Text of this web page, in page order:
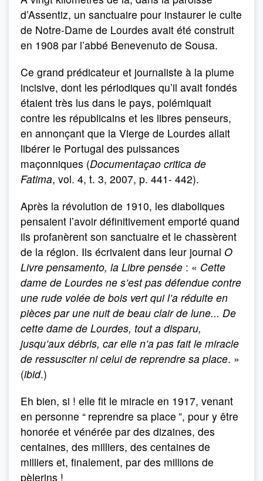
d’Assentiz, un sanctuaire pour instaurer le culte
de Notre-Dame de Lourdes avait été construit
en 1908 par l’abbé Benevenuto de Sousa.
Ce grand prédicateur et journaliste à la plume
incisive, dont les périodiques qu’il avait fondés
étaient très lus dans le pays, polémiquait
contre les républicains et les libres penseurs,
en annonçant que la Vierge de Lourdes allait
libérer le Portugal des puissances
maçonniques (Documentaçao critica de
Fatima, vol. 4, t. 3, 2007, p. 441- 442).
Après la révolution de 1910, les diaboliques
pensaient l’avoir définitivement emporté quand
ils profanèrent son sanctuaire et le chassèrent
de la région. Ils écrivaient dans leur journal O
Livre pensamento, la Libre pensée : « Cette
dame de Lourdes ne s’est pas défendue contre
une rude volée de bois vert qui l’a réduite en
pièces par une nuit de beau clair de lune... De
cette dame de Lourdes, tout a disparu,
jusqu’aux débris, car elle n’a pas fait le miracle
de ressusciter ni celui de reprendre sa place. »
(ibid.)
Eh bien, si ! elle fit le miracle en 1917, venant
en personne “ reprendre sa place ”, pour y être
honorée et vénérée par des dizaines, des
centaines, des milliers, des centaines de
milliers et, finalement, par des millions de
pèlerins !